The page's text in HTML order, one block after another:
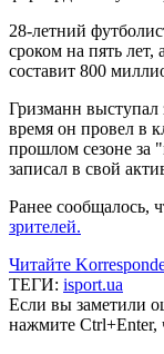
28-летний
сроком на пять
составит 800
Гризманн выступал
время он провел в
прошлом сезоне за
записал в свой
Ранее сообщалось,
зрителей.
Читайте
ТЕГИ: isport.ua
Если вы заметили
нажмите Ctrl+Enter,